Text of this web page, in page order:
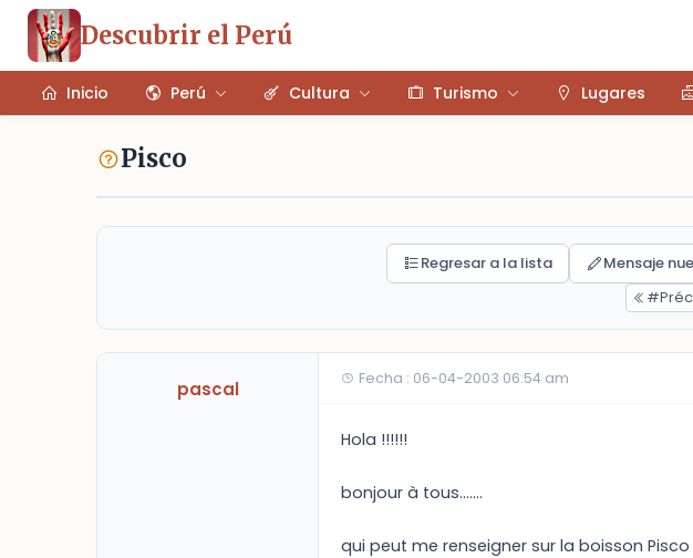
Descubrir el Perú
Inicio Perú Cultura Turismo Lugares
Pisco
Regresar a la lista Mensaje
pascal Fecha : 06-04-2003 06:54 am
Hola !!!!!!
bonjour à tous.......
qui peut me renseigner sur la boisson